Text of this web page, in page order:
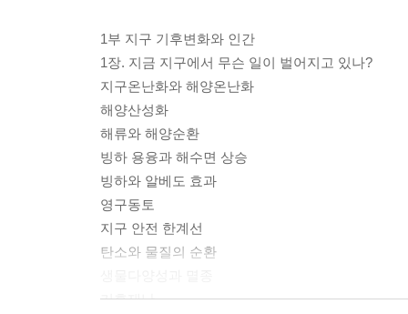
1부 지구 기후변화와 인간
1장. 지금 지구에서 무슨 일이 벌어지고 있나?
지구온난화와 해양온난화
해양산성화
해류와 해양순환
빙하 용융과 해수면 상승
빙하와 알베도 효과
영구동토
지구 안전 한계선
탄소와 물질의 순환
기후재난